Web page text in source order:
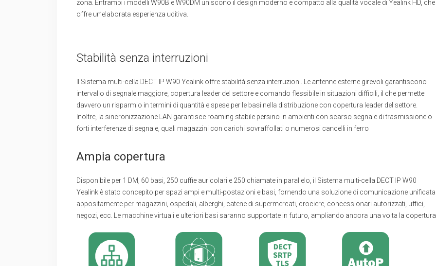
zona. Entrambi i modelli W90B e W90DM uniscono il design moderno e compatto alla qualità vocale di Yealink HD, che
offre un’elaborata esperienza uditiva.
Stabilità senza interruzioni
Il Sistema multi-cella DECT IP W90 Yealink offre stabilità senza interruzioni. Le antenne esterne girevoli garantiscono
intervallo di segnale maggiore, copertura leader del settore e comando flessibile in situazioni difficili, il che permette
davvero un risparmio in termini di quantità e spese per le basi nella distribuzione con copertura leader del settore.
Inoltre, la sincronizzazione LAN garantisce roaming stabile persino in ambienti con scarso segnale di trasmissione o
forti interferenze di segnale, quali magazzini con carichi sovraffollati o numerosi cancelli in ferro
Ampia copertura
Disponibile per 1 DM, 60 basi, 250 cuffie auricolari e 250 chiamate in parallelo, il Sistema multi-cella DECT IP W90
Yealink è stato concepito per spazi ampi e multi-postazioni e basi, fornendo una soluzione di comunicazione unificata
appositamente per magazzini, ospedali, alberghi, catene di supermercati, crociere, concessionari autorizzati, uffici,
negozi, ecc. Le macchine virtuali e ulteriori basi saranno supportate in futuro, ampliando ancora una volta la